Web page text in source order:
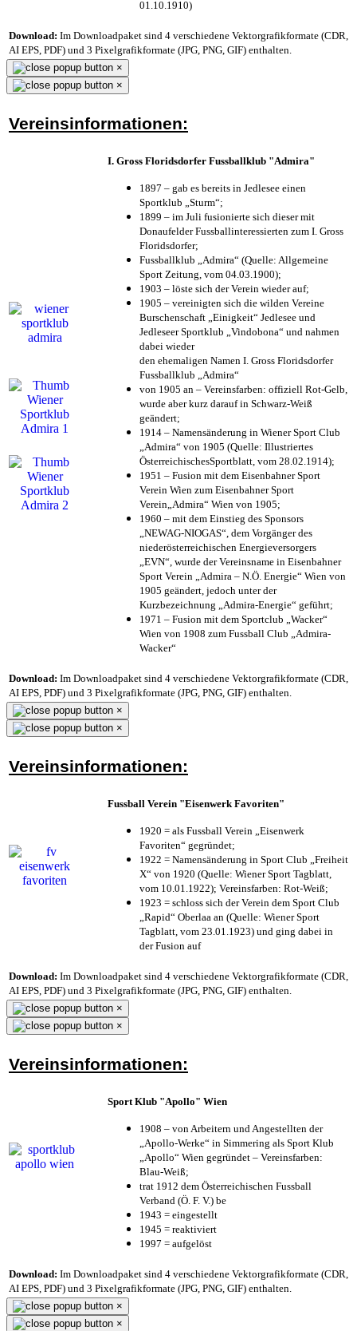
01.10.1910)
Download: Im Downloadpaket sind 4 verschiedene Vektorgrafikformate (CDR,
AI EPS, PDF) und 3 Pixelgrafikformate (JPG, PNG, GIF) enthalten.
×
×
Vereinsinformationen:
I. Gross Floridsdorfer Fussballklub "Admira"
1897 – gab es bereits in Jedlesee einen
Sportklub „Sturm“;
1899 – im Juli fusionierte sich dieser mit
Donaufelder Fussballinteressierten zum I. Gross
Floridsdorfer;
Fussballklub „Admira“ (Quelle: Allgemeine
Sport Zeitung, vom 04.03.1900);
1903 – löste sich der Verein wieder auf;
1905 – vereinigten sich die wilden Vereine
Burschenschaft „Einigkeit“ Jedlesee und
Jedleseer Sportklub „Vindobona“ und nahmen
dabei wieder
den ehemaligen Namen I. Gross Floridsdorfer
Fussballklub „Admira“
von 1905 an – Vereinsfarben: offiziell Rot-Gelb,
wurde aber kurz darauf in Schwarz-Weiß
geändert;
1914 – Namensänderung in Wiener Sport Club
„Admira“ von 1905 (Quelle: Illustriertes
ÖsterreichischesSportblatt, vom 28.02.1914);
1951 – Fusion mit dem Eisenbahner Sport
Verein Wien zum Eisenbahner Sport
Verein„Admira“ Wien von 1905;
1960 – mit dem Einstieg des Sponsors
„NEWAG-NIOGAS“, dem Vorgänger des
niederösterreichischen Energieversorgers
„EVN“, wurde der Vereinsname in Eisenbahner
Sport Verein „Admira – N.Ö. Energie“ Wien von
1905 geändert, jedoch unter der
Kurzbezeichnung „Admira-Energie“ geführt;
1971 – Fusion mit dem Sportclub „Wacker“
Wien von 1908 zum Fussball Club „Admira-
Wacker“
Download: Im Downloadpaket sind 4 verschiedene Vektorgrafikformate (CDR,
AI EPS, PDF) und 3 Pixelgrafikformate (JPG, PNG, GIF) enthalten.
×
×
Vereinsinformationen:
Fussball Verein "Eisenwerk Favoriten"
1920 = als Fussball Verein „Eisenwerk
Favoriten“ gegründet;
1922 = Namensänderung in Sport Club „Freiheit
X“ von 1920 (Quelle: Wiener Sport Tagblatt,
vom 10.01.1922); Vereinsfarben: Rot-Weiß;
1923 = schloss sich der Verein dem Sport Club
„Rapid“ Oberlaa an (Quelle: Wiener Sport
Tagblatt, vom 23.01.1923) und ging dabei in
der Fusion auf
Download: Im Downloadpaket sind 4 verschiedene Vektorgrafikformate (CDR,
AI EPS, PDF) und 3 Pixelgrafikformate (JPG, PNG, GIF) enthalten.
×
×
Vereinsinformationen:
Sport Klub "Apollo" Wien
1908 – von Arbeitern und Angestellten der
„Apollo-Werke“ in Simmering als Sport Klub
„Apollo“ Wien gegründet – Vereinsfarben:
Blau-Weiß;
trat 1912 dem Österreichischen Fussball
Verband (Ö. F. V.) be
1943 = eingestellt
1945 = reaktiviert
1997 = aufgelöst
Download: Im Downloadpaket sind 4 verschiedene Vektorgrafikformate (CDR,
AI EPS, PDF) und 3 Pixelgrafikformate (JPG, PNG, GIF) enthalten.
×
×